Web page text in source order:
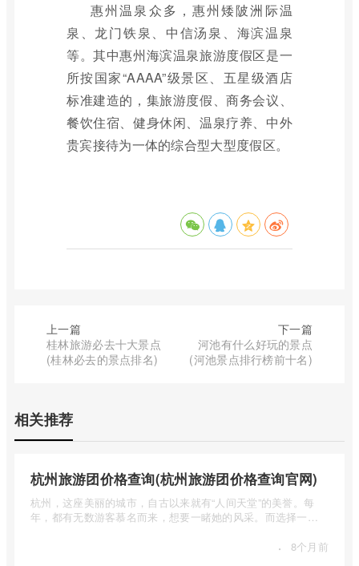
惠州温泉众多，惠州矮陂洲际温
泉、龙门铁泉、中信汤泉、海滨温泉
等。其中惠州海滨温泉旅游度假区是一
所按国家“AAAA”级景区、五星级酒店
标准建造的，集旅游度假、商务会议、
餐饮住宿、健身休闲、温泉疗养、中外
贵宾接待为一体的综合型大型度假区。
上一篇
桂林旅游必去十大景点
(桂林必去的景点排名)
下一篇
河池有什么好玩的景点
(河池景点排行榜前十名)
相关推荐
杭州旅游团价格查询(杭州旅游团价格查询官网)
杭州，这座美丽的城市，自古以来就有“人间天堂”的美誉。每
年，都有无数游客慕名而来，想要一睹她的风采。而选择一个
· 8个月前